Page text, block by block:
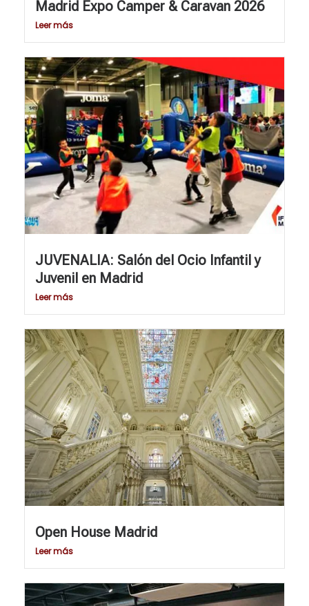
Madrid Expo Camper & Caravan 2026
Leer más
JUVENALIA: Salón del Ocio Infantil y
Juvenil en Madrid
Leer más
Open House Madrid
Leer más